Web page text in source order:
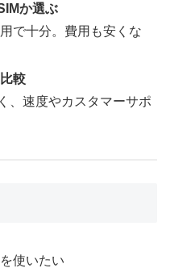
か選ぶ
で十分。費用も安くな
較
、速度やカスタマーサポ
使いたい